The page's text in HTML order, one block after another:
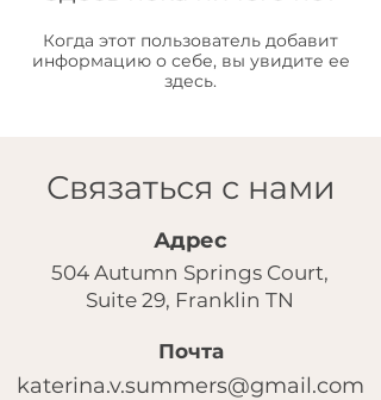
Когда этот пользователь добавит
информацию о себе, вы увидите ее
здесь.
Связаться с нами
Адрес
504 Autumn Springs Court,
Suite 29, Franklin TN
Почта
katerina.v.summers@gmail.com